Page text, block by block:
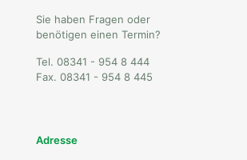
Sie haben Fragen oder
benötigen einen Termin?
Tel. 08341 - 954 8 444
Fax. 08341 - 954 8 445
Adresse